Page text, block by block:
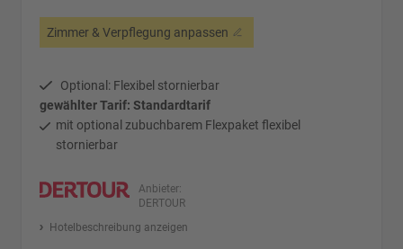
Zimmer & Verpflegung anpassen
Optional: Flexibel stornierbar
gewählter Tarif: Standardtarif
mit optional zubuchbarem Flexpaket flexibel
stornierbar
Anbieter:
DERTOUR
Hotelbeschreibung anzeigen